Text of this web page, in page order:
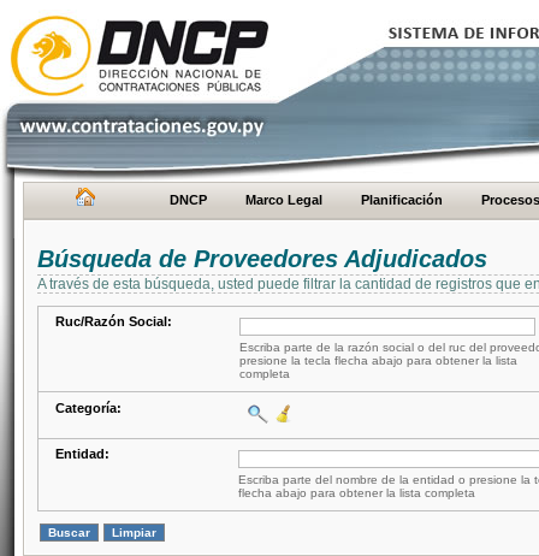
DNCP Marco Legal Planificación Procesos
Búsqueda de Proveedores Adjudicados
A través de esta búsqueda, usted puede filtrar la cantidad de registros que
Ruc/Razón Social:
Escriba parte de la razón social o del ruc del
presione la tecla flecha abajo para obtener la lista
completa
Categoría:
Entidad:
Escriba parte del nombre de la entidad o presione la
flecha abajo para obtener la lista completa